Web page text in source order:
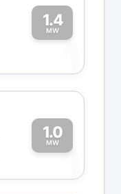
1.4
MW
1
1.0
MW1